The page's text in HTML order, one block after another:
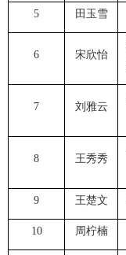
5 田玉雪
6 宋欣怡
7 刘雅云
8 王秀秀
9 王楚文
10 周柠楠